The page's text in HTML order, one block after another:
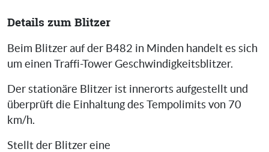
Details zum Blitzer
Beim Blitzer auf der B482 in Minden handelt es sich
um einen Traffi-Tower Geschwindigkeitsblitzer.
Der stationäre Blitzer ist innerorts aufgestellt und
überprüft die Einhaltung des Tempolimits von 70
km/h.
Stellt der Blitzer eine